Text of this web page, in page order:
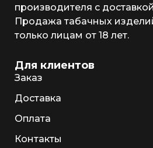
производителя с
Продажа табачных
только лицам от 18 лет.
Для клиентов
Заказ
Доставка
Оплата
Контакты